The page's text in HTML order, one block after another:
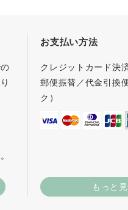
お支払い方法
クレジットカード決
郵便振替／代金引換
ク）
もっと